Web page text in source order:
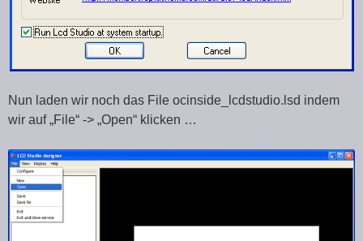
Nun laden wir noch das File ocinside_lcdstudio.lsd indem
wir auf „File“ -> „Open“ klicken …